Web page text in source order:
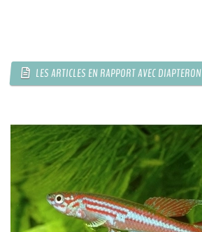
LES ARTICLES EN RAPPORT AVEC DIAPTERON